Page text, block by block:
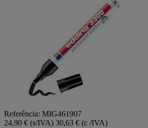
Referência: MIG461907
24,90 € (s/IVA) 30,63 € (c /IVA)